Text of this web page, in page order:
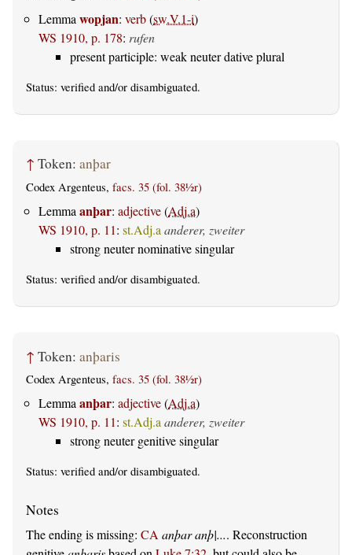
Lemma wopjan: verb(sw.V.1-i)
WS 1910, p. 178: rufen
present participle: weak neuter dative plural
Status: verified and/or disambiguated.
↑ Token: anþar
Codex Argenteus, facs. 35 (fol. 38½r)
Lemma anþar: adjective(Adj.a)
WS 1910, p. 11: st.Adj.a anderer, zweiter
strong neuter nominative singular
Status: verified and/or disambiguated.
↑ Token: anþaris
Codex Argenteus, facs. 35 (fol. 38½r)
Lemma anþar: adjective(Adj.a)
WS 1910, p. 11: st.Adj.a anderer, zweiter
strong neuter genitive singular
Status: verified and/or disambiguated.
The ending is missing: CA anþar anþ|.... Reconstruction